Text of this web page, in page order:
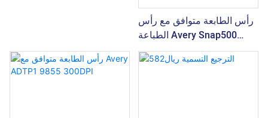
رأس الطابعة متوافق مع رأس
الطباعة Avery Snap500
305DPI